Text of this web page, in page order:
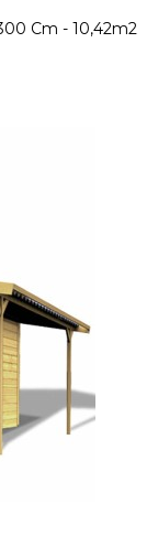
Cm - 10,42m2